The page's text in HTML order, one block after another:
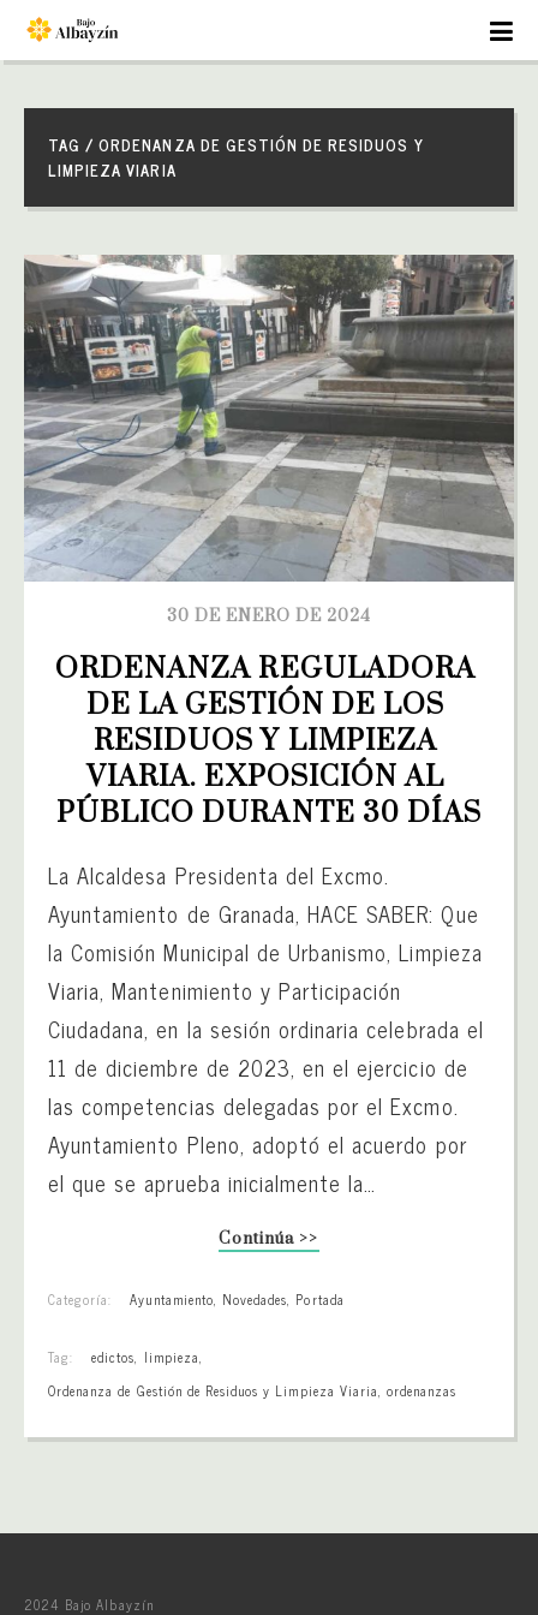
TAG / ORDENANZA DE GESTIÓN DE RESIDUOS Y
LIMPIEZA VIARIA
30 DE ENERO DE 2024
ORDENANZA REGULADORA
DE LA GESTIÓN DE LOS
RESIDUOS Y LIMPIEZA
VIARIA. EXPOSICIÓN AL
PÚBLICO DURANTE 30 DÍAS
La Alcaldesa Presidenta del Excmo.
Ayuntamiento de Granada, HACE SABER: Que
la Comisión Municipal de Urbanismo, Limpieza
Viaria, Mantenimiento y Participación
Ciudadana, en la sesión ordinaria celebrada el
11 de diciembre de 2023, en el ejercicio de
las competencias delegadas por el Excmo.
Ayuntamiento Pleno, adoptó el acuerdo por
el que se aprueba inicialmente la…
Continúa >>
Categoría: Ayuntamiento, Novedades, Portada
Tag: edictos, limpieza,
Ordenanza de Gestión de Residuos y Limpieza Viaria,ordenanzas
2024 Bajo Albayzín